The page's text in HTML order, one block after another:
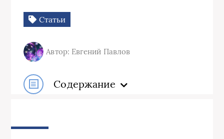
Статьи
Автор: Евгений Павлов
Содержание